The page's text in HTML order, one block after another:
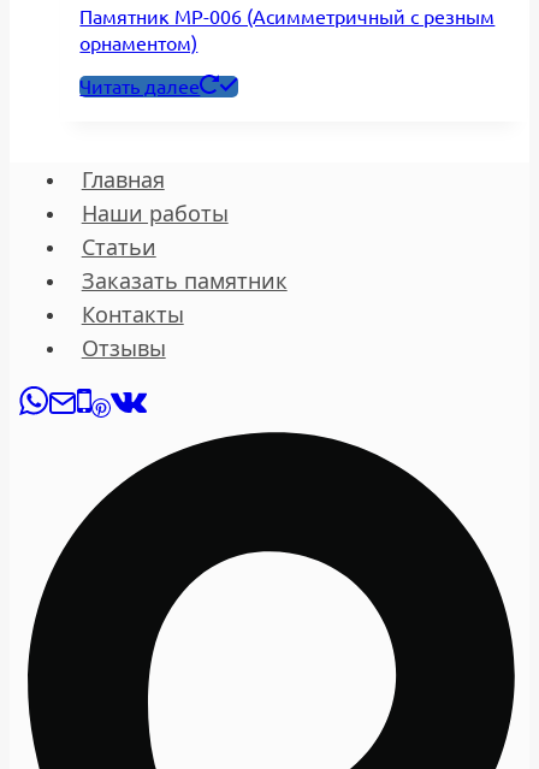
Памятник МР-006 (Асимметричный с резным
орнаментом)
Читать далее
Главная
Наши работы
Статьи
Заказать памятник
Контакты
Отзывы